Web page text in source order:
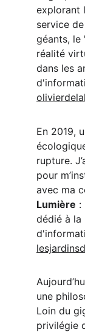
explorant
service
géants, le
réalité
dans les
En 2019,
rupture.
pour
avec ma
Lumière :
dédié à la
une
Loin du
privilégie